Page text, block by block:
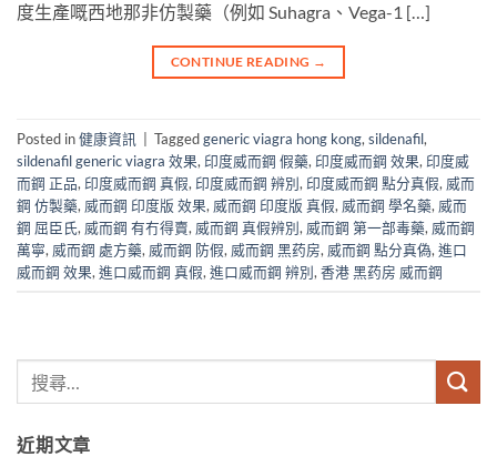
度生產嘅西地那非仿製藥（例如 Suhagra、Vega-1 […]
CONTINUE READING →
Posted in健康資訊 Taggedgeneric viagra hong kong, sildenafil,
sildenafil generic viagra 效果, 印度威而鋼 假藥, 印度威而鋼 效果, 印度威
而鋼 正品, 印度威而鋼 真假, 印度威而鋼 辨別, 印度威而鋼 點分真假, 威而
鋼 仿製藥, 威而鋼 印度版 效果, 威而鋼 印度版 真假, 威而鋼 學名藥, 威而
鋼 屈臣氏, 威而鋼 有冇得賣, 威而鋼 真假辨別, 威而鋼 第一部毒藥, 威而鋼
萬寧, 威而鋼 處方藥, 威而鋼 防假, 威而鋼 黑药房, 威而鋼 點分真偽, 進口
威而鋼 效果, 進口威而鋼 真假, 進口威而鋼 辨別, 香港 黑药房 威而鋼
近期文章